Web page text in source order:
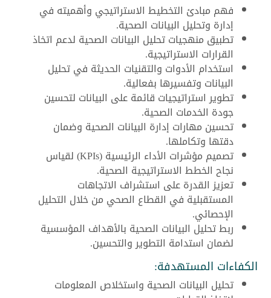
فهم مبادئ التخطيط الاستراتيجي وأهميته في
إدارة وتحليل البيانات الصحية.
تطبيق منهجيات تحليل البيانات الصحية لدعم اتخاذ
القرارات الاستراتيجية.
استخدام الأدوات والتقنيات الحديثة في تحليل
البيانات وتفسيرها بفعالية.
تطوير استراتيجيات قائمة على البيانات لتحسين
جودة الخدمات الصحية.
تحسين مهارات إدارة البيانات الصحية وضمان
دقتها وتكاملها.
تصميم مؤشرات الأداء الرئيسية (KPIs) لقياس
نجاح الخطط الاستراتيجية الصحية.
تعزيز القدرة على استشراف الاتجاهات
المستقبلية في القطاع الصحي من خلال التحليل
الإحصائي.
ربط تحليل البيانات الصحية بالأهداف المؤسسية
لضمان استدامة التطوير والتحسين.
الكفاءات المستهدفة:
تحليل البيانات الصحية واستخلاص المعلومات